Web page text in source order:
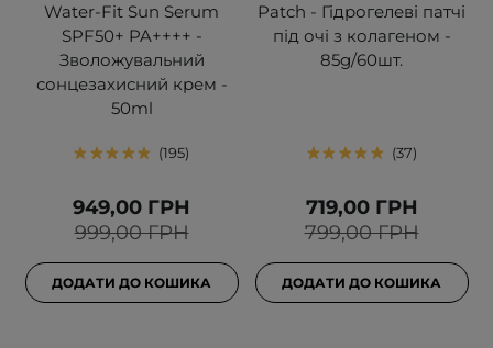
Water-Fit Sun Serum
SPF50+ PA++++ -
Зволожувальний
сонцезахисний крем -
50ml
195
999,00 ГРН
949,00 ГРН
ДОДАТИ ДО КОШИКА
Patch - Гідрогелеві патчі
під очі з колагеном -
85g/60шт.
37
799,00 ГРН
719,00 ГРН
ДОДАТИ ДО КОШИКА